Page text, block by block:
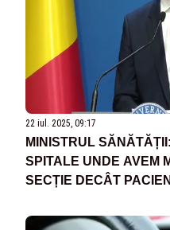
22 iul. 2025, 09:17
MINISTRUL
SPITALE UNDE AVEM
SECȚIE DECÂT